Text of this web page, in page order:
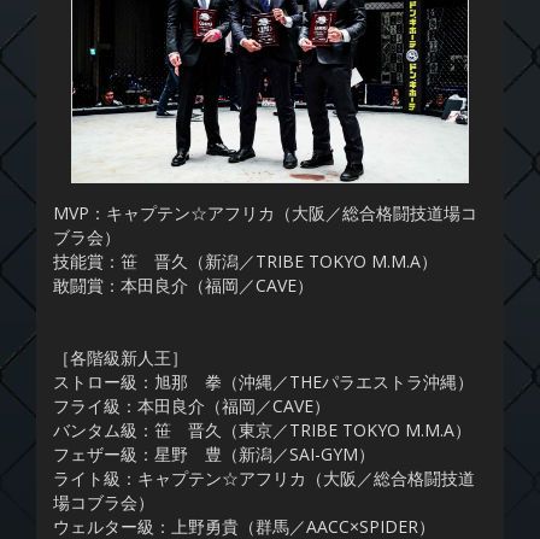
MVP：キャプテン☆アフリカ（大阪／総合格闘技道場コ
ブラ会）
技能賞：笹 晋久（新潟／TRIBE TOKYO M.M.A）
敢闘賞：本田良介（福岡／CAVE）
［各階級新人王］
ストロー級：旭那 拳（沖縄／THEパラエストラ沖縄）
フライ級：本田良介（福岡／CAVE）
バンタム級：笹 晋久（東京／TRIBE TOKYO M.M.A）
フェザー級：星野 豊（新潟／SAI-GYM）
ライト級：キャプテン☆アフリカ（大阪／総合格闘技道
場コブラ会）
ウェルター級：上野勇貴（群馬／AACC×SPIDER）